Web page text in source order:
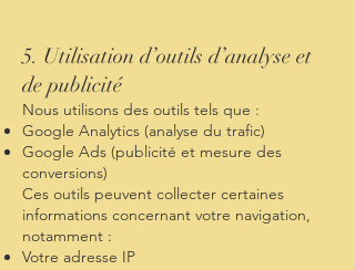
5. Utilisation d’outils d’analyse et
de publicité
Nous utilisons des outils tels que :
Google Analytics (analyse du trafic)
Google Ads (publicité et mesure des
conversions)
Ces outils peuvent collecter certaines
informations concernant votre navigation,
notamment :
Votre adresse IP